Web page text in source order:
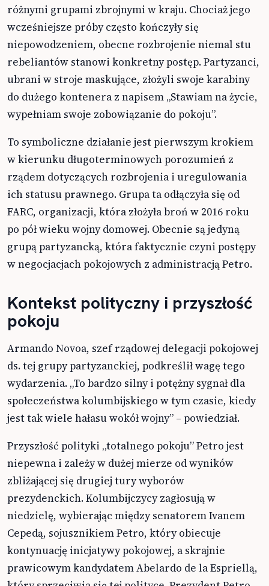
różnymi grupami zbrojnymi w kraju. Chociaż jego
wcześniejsze próby często kończyły się
niepowodzeniem, obecne rozbrojenie niemal stu
rebeliantów stanowi konkretny postęp. Partyzanci,
ubrani w stroje maskujące, złożyli swoje karabiny
do dużego kontenera z napisem „Stawiam na życie,
wypełniam swoje zobowiązanie do pokoju”.
To symboliczne działanie jest pierwszym krokiem
w kierunku długoterminowych porozumień z
rządem dotyczących rozbrojenia i uregulowania
ich statusu prawnego. Grupa ta odłączyła się od
FARC, organizacji, która złożyła broń w 2016 roku
po pół wieku wojny domowej. Obecnie są jedyną
grupą partyzancką, która faktycznie czyni postępy
w negocjacjach pokojowych z administracją Petro.
Kontekst polityczny i przyszłość
pokoju
Armando Novoa, szef rządowej delegacji pokojowej
ds. tej grupy partyzanckiej, podkreślił wagę tego
wydarzenia. „To bardzo silny i potężny sygnał dla
społeczeństwa kolumbijskiego w tym czasie, kiedy
jest tak wiele hałasu wokół wojny” – powiedział.
Przyszłość polityki „totalnego pokoju” Petro jest
niepewna i zależy w dużej mierze od wyników
zbliżającej się drugiej tury wyborów
prezydenckich. Kolumbijczycy zagłosują w
niedzielę, wybierając między senatorem Ivanem
Cepedą, sojusznikiem Petro, który obiecuje
kontynuację inicjatywy pokojowej, a skrajnie
prawicowym kandydatem Abelardo de la Espriellą,